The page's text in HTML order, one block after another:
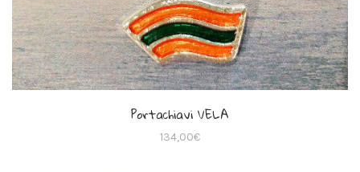
Portachiavi VELA
134,00€